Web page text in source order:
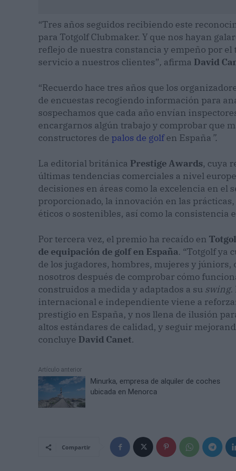
“Tres años seguidos recibiendo este
para Totgolf Clubmaker. Y que nos hayan
reflejo de nuestra constancia y empeño por
servicio a nuestros clientes”, afirma David
“Recuerdo hace tres años que los
de encuestas recogiendo información para
sospechamos que cada año envían
encargarnos algún trabajo y comprobar que
constructores de palos de golfen España ”.
La editorial británica Prestige Awards, cuya
últimas tendencias comerciales a nivel
decisiones en áreas como la excelencia en
proporcionado, la innovación en las
éticos o sostenibles, así como la consistencia
Por tercera vez, el premio ha recaído en
de equipación de golf en España. “Totgolf ya
de los jugadores, hombres, mujeres y
nosotros después de comprobar cómo
construidos a medida y adaptados a su swing.
internacional e independiente viene a
prestigio en España, y nos llena de ilusión
altos estándares de calidad, y seguir
concluye David Canet.
Artículo anterior
Minurka, empresa de alquiler de coches
ubicada en Menorca
Compartir